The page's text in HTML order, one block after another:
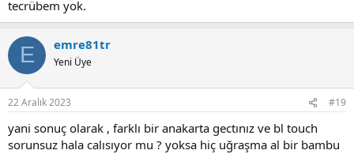
tecrübem yok.
E emre81tr
Yeni Üye
22 Aralık 2023 #19
yani sonuç olarak , farklı bir anakarta gectınız ve bl touch
sorunsuz hala calısıyor mu ? yoksa hiç uğraşma al bir bambu